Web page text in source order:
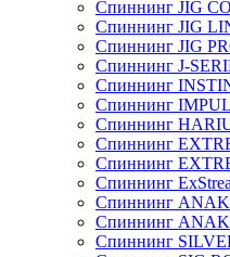
Спиннинг JIG
Спиннинг JIG
Спиннинг JIG
Спиннинг J-
Спиннинг
Спиннинг
Спиннинг
Спиннинг
Спиннинг
Спиннинг
Спиннинг
Спиннинг
Спиннинг